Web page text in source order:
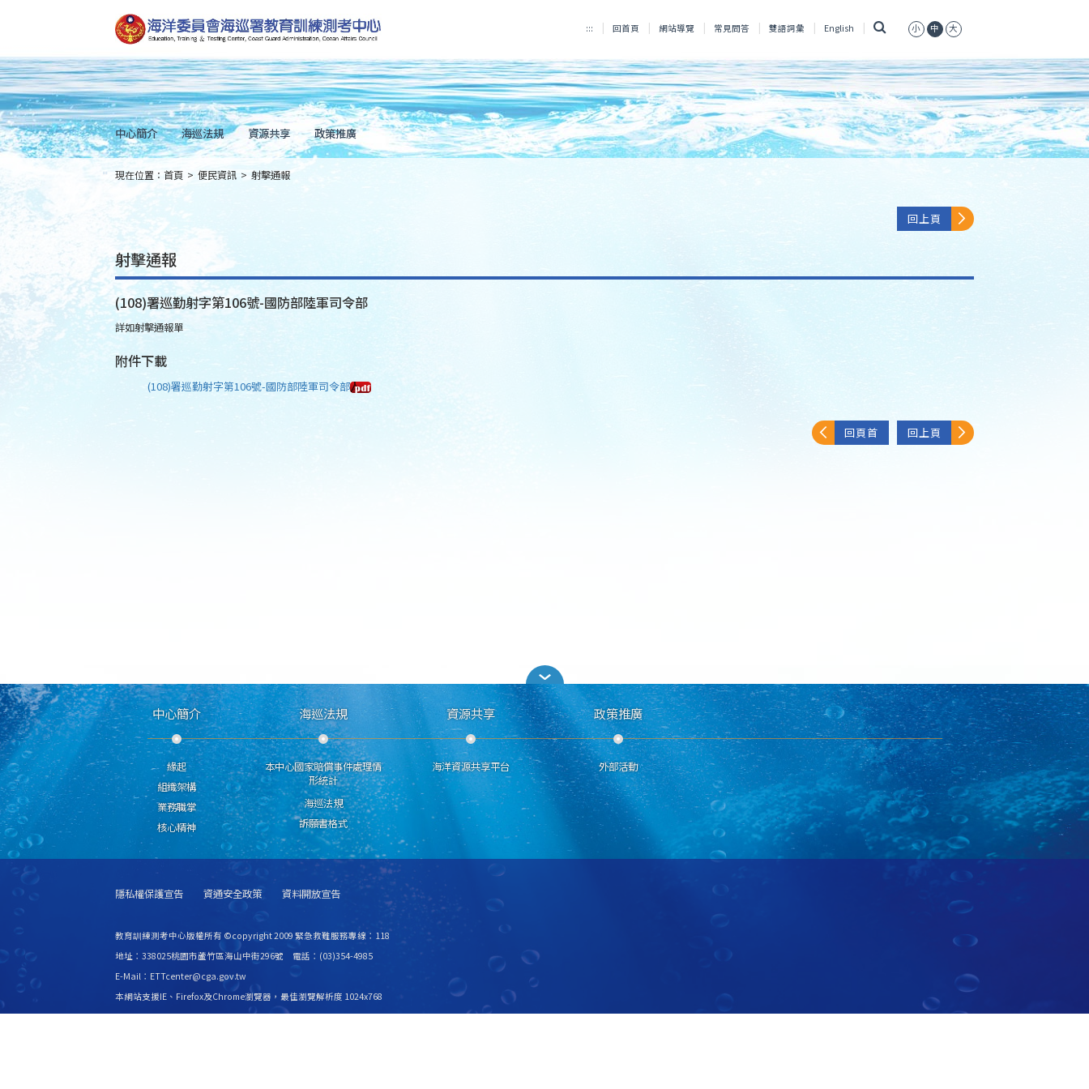
到
主
要
內
容
Skip
to
main
content
::: 回首頁 網站導覽 常見問答 雙語詞彙 English 小 中 大
中心簡介 海巡法規 資源共享 政策推廣
::: 現在位置： 首頁 > 便民資訊 > 射擊通報
回上頁
射擊通報
(108)署巡勤射字第106號-國防部陸軍司令部
詳如射擊通報單
附件下載
(108)署巡勤射字第106號-國防部陸軍司令部
回頁首 回上頁
中心簡介
緣起
組織架構
業務職掌
核心精神
海巡法規
本中心國家賠償事件處理情
形統計
海巡法規
訴願書格式
資源共享
海洋資源共享平台
政策推廣
外部活動
隱私權保護宣告 資通安全政策 資料開放宣告
教育訓練測考中心版權所有 ©copyright 2009 緊急救難服務專線：118
地址：338025桃園市蘆竹區海山中街296號 電話：(03)354-4985
E-Mail：ETTcenter@cga.gov.tw
本網站支援IE、Firefox及Chrome瀏覽器，最佳瀏覽解析度 1024x768
更新日期115年08月07日 瀏覽人次2530117